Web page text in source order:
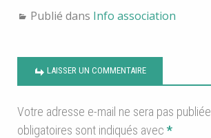
Publié dans Info association
LAISSER UN COMMENTAIRE
Votre adresse e-mail ne sera pas publiée.
obligatoires sont indiqués avec *